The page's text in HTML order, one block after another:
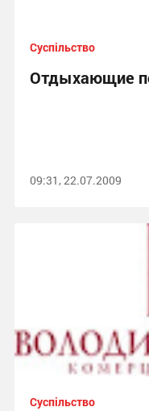
Суспільство
Отдыхающие
09:31, 22.07.2009
Суспільство